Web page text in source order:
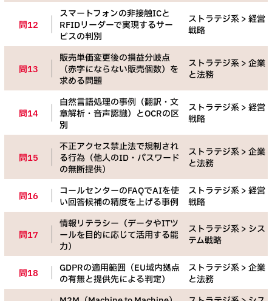
問12
スマートフォンの非接触ICと
RFIDリーダーで実現するサー
ビスの判別
ストラテジ系 > 経営
戦略
問13
販売単価変更後の損益分岐点
（赤字にならない販売個数）を
求める問題
ストラテジ系 > 企業
と法務
問14
自然言語処理の事例（翻訳・文
章解析・音声認識）とOCRの区
別
ストラテジ系 > 経営
戦略
問15
不正アクセス禁止法で規制され
る行為（他人のID・パスワード
の無断提供）
ストラテジ系 > 企業
と法務
問16
コールセンターのFAQでAIを使
い回答候補の精度を上げる事例
ストラテジ系 > 経営
戦略
問17
情報リテラシー（データやITツ
ールを目的に応じて活用する能
力）
ストラテジ系 > シス
テム戦略
問18
GDPRの適用範囲（EU域内拠点
の有無と提供先による判定）
ストラテジ系 > 企業
と法務